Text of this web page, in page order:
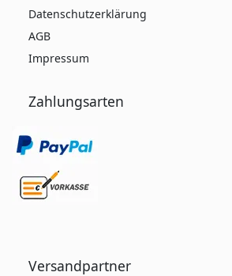
Datenschutzerklärung
AGB
Impressum
Zahlungsarten
Versandpartner